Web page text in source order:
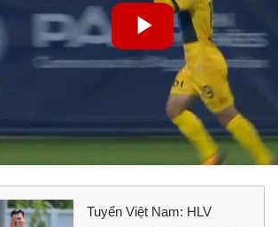
Tuyển Việt Nam: HLV